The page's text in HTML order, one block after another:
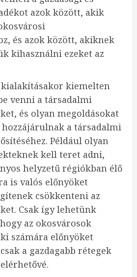
azok között, akik
és azok között, akiknek
kihasználni ezeket az
kiemelten
venni a társadalmi
és olyan megoldásokat
a társadalmi
Például olyan
kell teret adni,
helyzetű régiókban élő
is valós előnyöket
csökkenteni az
Csak így lehetünk
az okosvárosok
számára előnyöket
a gazdagabb rétegek